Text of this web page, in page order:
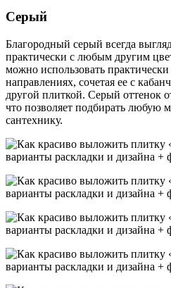
Серый
Благородный серый всегда
практически с любым другим
можно использовать
направлениях, сочетая ее с
другой плиткой. Серый оттенок
что позволяет подбирать любую
сантехнику.